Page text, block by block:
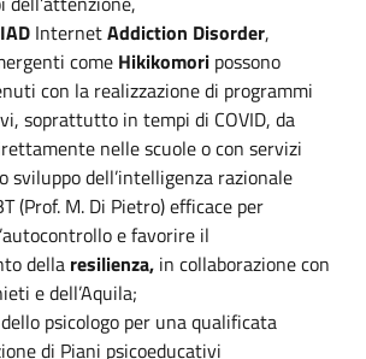
IAD InternetAddiction Disorder,
come Hikikomori possono
con la realizzazione di programmi
soprattutto in tempi di COVID, da
nelle scuole o con servizi
sviluppo dell’intelligenza razionale
(Prof. M. Di Pietro) efficace per
e favorire il
della resilienza, in collaborazione con
e dell’Aquila;
psicologo per una qualificata
di Piani psicoeducativi